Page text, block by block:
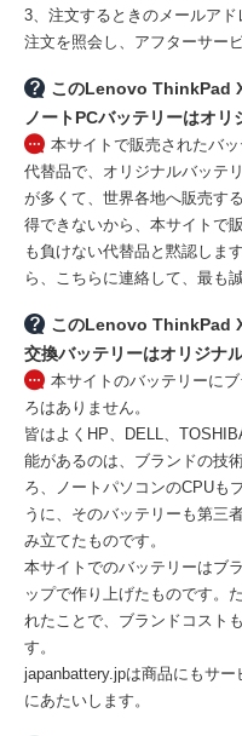
3、注文するときのメールア
注文を照会し、アフターサー
このLenovo ThinkPad
ノートPCバッテリーはオリ
本サイトで販売されたバ
代替品で、オリジナルバッテ
が多くて、世界各地へ販売す
得できないから、本サイトで
も負けない代替品と黙認しま
ら、こちらに連絡して、最も
このLenovo ThinkPad
交換バッテリーはオリジナ
本サイトのバッテリーに
ろはありません。
皆はよくHP、DELL、
能があるのは、ブランドの技
ろ、ノートパソコンのCPUも
うに、そのバッテリーも第三
み立てたものです。
本サイトでのバッテリーはブ
ップで作り上げたものです。
れたことで、ブランドコスト
す。
japanbattery.jpは商品にもサ
にあたいします。